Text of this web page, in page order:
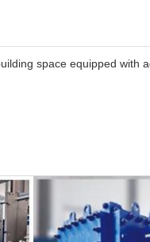
space equipped with